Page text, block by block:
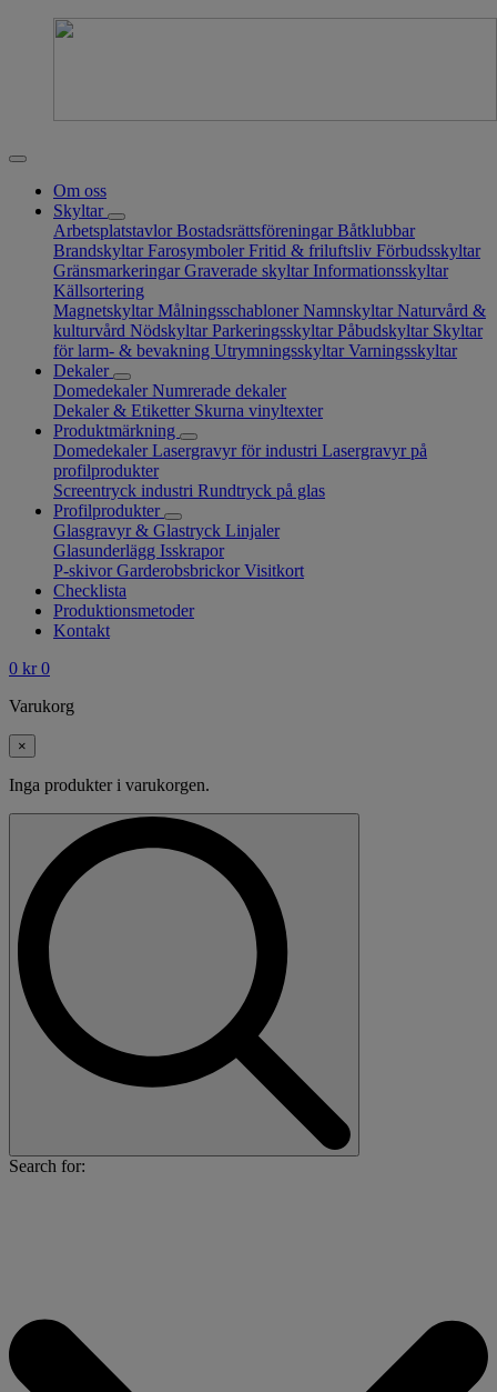
Om oss
Skyltar
Arbetsplatstavlor Bostadsrättsföreningar Båtklubbar
Brandskyltar Farosymboler Fritid & friluftsliv Förbudsskyltar
Gränsmarkeringar Graverade skyltar Informationsskyltar
Källsortering
Magnetskyltar Målningsschabloner Namnskyltar Naturvård &
kulturvård Nödskyltar Parkeringsskyltar Påbudskyltar Skyltar
för larm- & bevakning Utrymningsskyltar Varningsskyltar
Dekaler
Domedekaler Numrerade dekaler
Dekaler & Etiketter Skurna vinyltexter
Produktmärkning
Domedekaler Lasergravyr för industri Lasergravyr på
profilprodukter
Screentryck industri Rundtryck på glas
Profilprodukter
Glasgravyr & Glastryck Linjaler
Glasunderlägg Isskrapor
P-skivor Garderobsbrickor Visitkort
Checklista
Produktionsmetoder
Kontakt
0 kr 0
Varukorg
×
Inga produkter i varukorgen.
Search for: